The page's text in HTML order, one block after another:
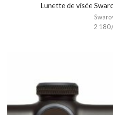
Lunette de visée
2